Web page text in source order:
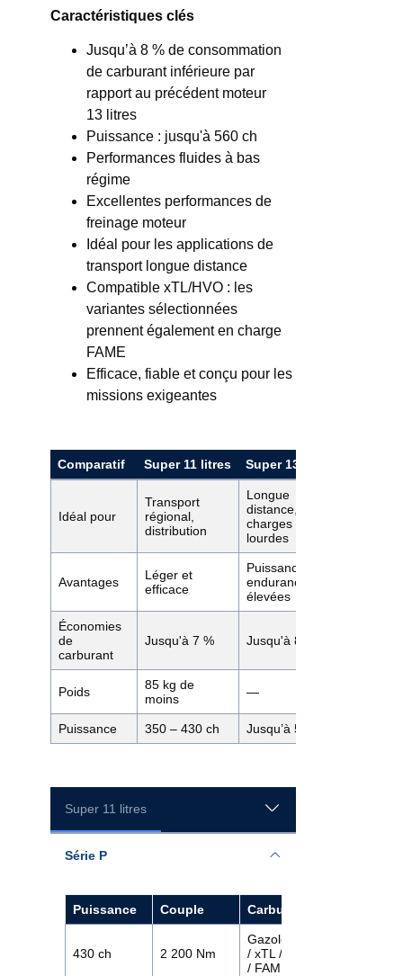
Caractéristiques clés
Jusqu’à 8 % de consommation
de carburant inférieure par
rapport au précédent moteur
13 litres
Puissance : jusqu'à 560 ch
Performances fluides à bas
régime
Excellentes performances de
freinage moteur
Idéal pour les applications de
transport longue distance
Compatible xTL/HVO : les
variantes sélectionnées
prennent également en charge
FAME
Efficace, fiable et conçu pour les
missions exigeantes
Comparatif Super 11 litres Super 13 litres
Idéal pour
Transport
régional,
distribution
Longue
distance,
charges
lourdes
Avantages
Léger et
efficace
Puissance et
endurance
élevées
Économies
de
carburant
Jusqu'à 7 % Jusqu'à 8 %
Poids
85 kg de
moins
—
Puissance 350 – 430 ch Jusqu’à 560 ch
Super 11 litres
Série P
Puissance Couple Carburant
430 ch 2 200 Nm
Gazole
/ xTL / HVO
/ FAME